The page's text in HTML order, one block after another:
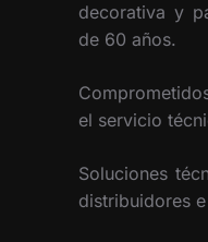
decorativa y
de 60 años.
el servicio
Soluciones
distribuidores